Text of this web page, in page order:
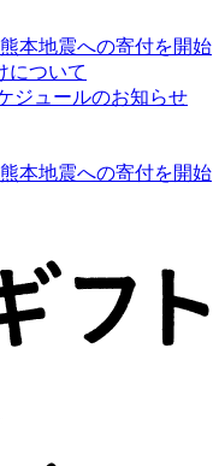
本地震への寄付を開始
について
ジュールのお知らせ
本地震への寄付を開始